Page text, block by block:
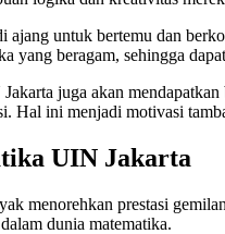
untuk bertemu dan
yang beragam, sehingga
juga akan
Hal ini menjadi motivasi
UIN Jakarta
menorehkan prestasi
dunia matematika.